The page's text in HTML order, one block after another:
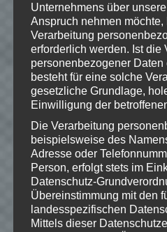
EA INTERNATIONAL
PUBLISHING) LTD.
LOGO SIND
ELECTRONIC ARTS
WEITEREN
EIGENTUM DER
INHABER.
Wie gefällt dir
Klicke hier
eine
Unternehmens über
Anspruch nehmen
Verarbeitung
erforderlich werden. Ist die
personenbezogener Daten
besteht für eine solche
gesetzliche Grundlage,
Einwilligung der
Die Verarbeitung
beispielsweise des
Adresse oder
Person, erfolgt stets im
Datenschutz-
Übereinstimmung mit den
landesspezifischen
Mittels dieser